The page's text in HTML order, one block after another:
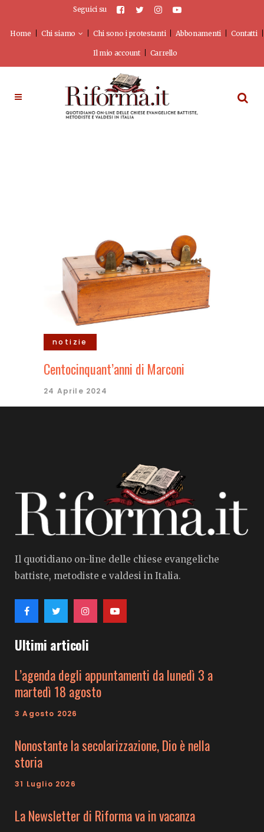
Seguici su
Home Chi siamo Chi sono i protestanti Abbonamenti Contatti
Il mio account Carrello
notizie
Centocinquant’anni di Marconi
24 Aprile 2024
Il quotidiano on-line delle chiese evangeliche
battiste, metodiste e valdesi in Italia.
Ultimi articoli
L’agenda degli appuntamenti da lunedì 3 a
martedì 18 agosto
3 Agosto 2026
Nonostante la secolarizzazione, Dio è nella
storia
31 Luglio 2026
La Newsletter di Riforma va in vacanza